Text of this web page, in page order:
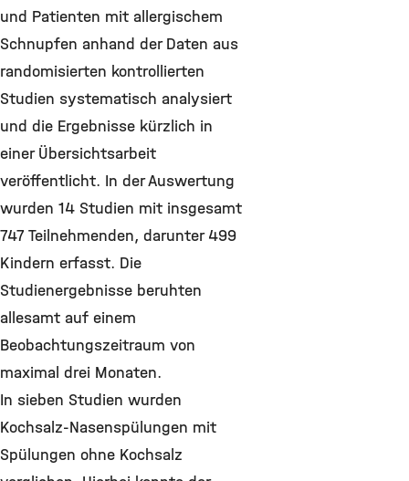
und Patienten mit allergischem
Schnupfen anhand der Daten aus
randomisierten kontrollierten
Studien systematisch analysiert
und die Ergebnisse kürzlich in
einer Übersichtsarbeit
veröffentlicht. In der Auswertung
wurden 14 Studien mit insgesamt
747 Teilnehmenden, darunter 499
Kindern erfasst. Die
Studienergebnisse beruhten
allesamt auf einem
Beobachtungszeitraum von
maximal drei Monaten.
In sieben Studien wurden
Kochsalz-Nasenspülungen mit
Spülungen ohne Kochsalz